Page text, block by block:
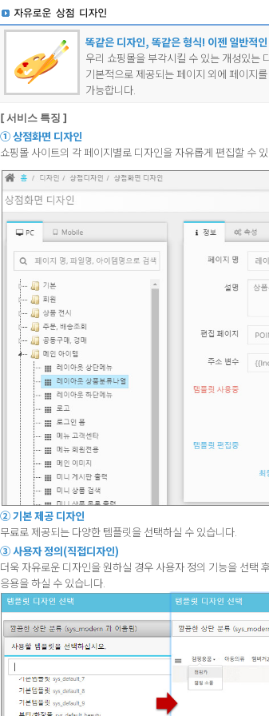
똑같은 디자인, 똑같은 형식! 이젠 일반적
우리 쇼핑몰을 부각시킬 수 있는 개성있는
기본적으로 제공되는 페이지 외에 페이지
가능합니다.
[ 서비스 특징 ]
① 상점화면 디자인
쇼핑몰 사이트의 각 페이지별로 디자인을 자유롭게 편집할 수
② 기본 제공 디자인
무료로 제공되는 다양한 템플릿을 선택하실 수 있습니다.
③ 사용자 정의(직접디자인)
더욱 자유로운 디자인을 원하실 경우 사용자 정의 기능을 선택
응용을 하실 수 있습니다.